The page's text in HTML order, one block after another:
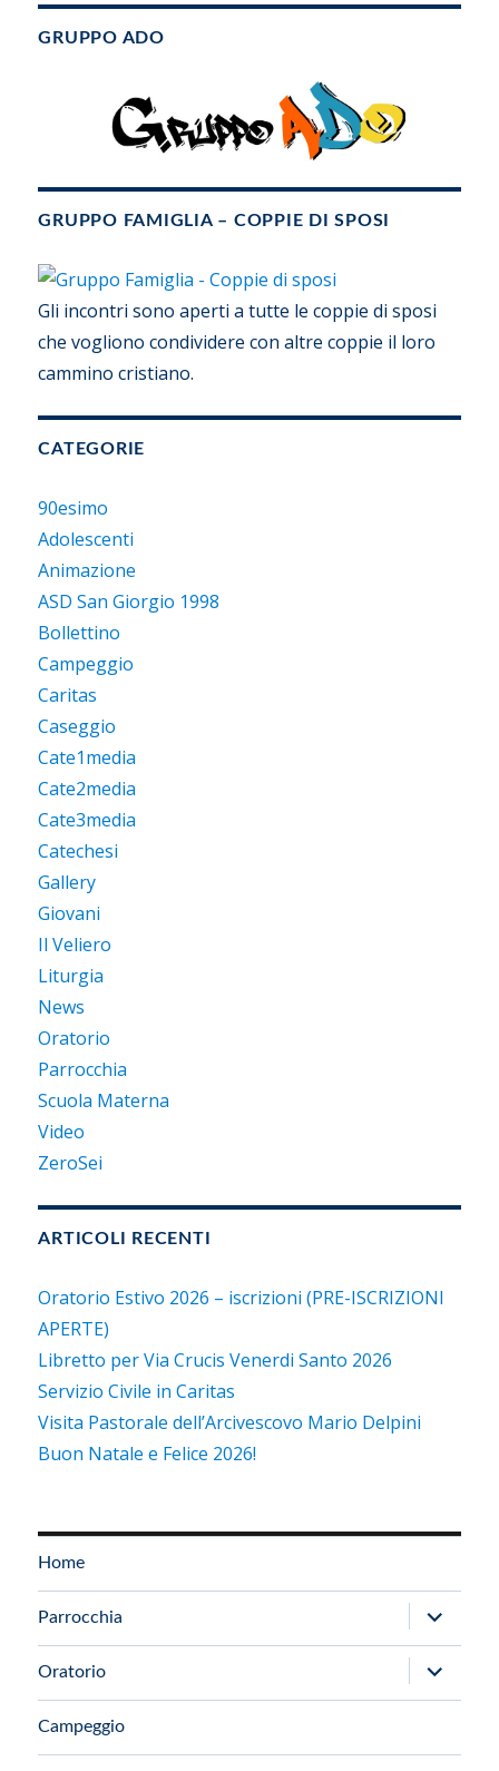
GRUPPO ADO
GRUPPO FAMIGLIA – COPPIE DI SPOSI
Gli incontri sono aperti a tutte le coppie di sposi
che vogliono condividere con altre coppie il loro
cammino cristiano.
CATEGORIE
90esimo
Adolescenti
Animazione
ASD San Giorgio 1998
Bollettino
Campeggio
Caritas
Caseggio
Cate1media
Cate2media
Cate3media
Catechesi
Gallery
Giovani
Il Veliero
Liturgia
News
Oratorio
Parrocchia
Scuola Materna
Video
ZeroSei
ARTICOLI RECENTI
Oratorio Estivo 2026 – iscrizioni (PRE-ISCRIZIONI
APERTE)
Libretto per Via Crucis Venerdi Santo 2026
Servizio Civile in Caritas
Visita Pastorale dell’Arcivescovo Mario Delpini
Buon Natale e Felice 2026!
Home
Parrocchia
apri
i
menu
Oratorio
apri
i
Campeggio